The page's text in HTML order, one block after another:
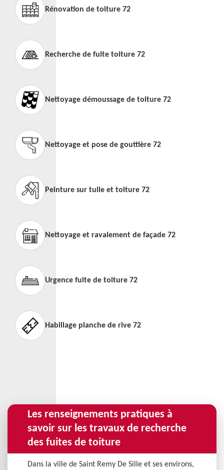
Rénovation de toiture 72
Recherche de fuite toiture 72
Nettoyage démoussage de toiture 72
Nettoyage et pose de gouttière 72
Peinture sur tuile et toiture 72
Nettoyage et ravalement de façade 72
Urgence fuite de toiture 72
Habillage planche de rive 72
Les renseignements pratiques à
savoir sur les travaux de recherche
des fuites de toiture
Dans la ville de Saint Remy De Sille et ses environs,